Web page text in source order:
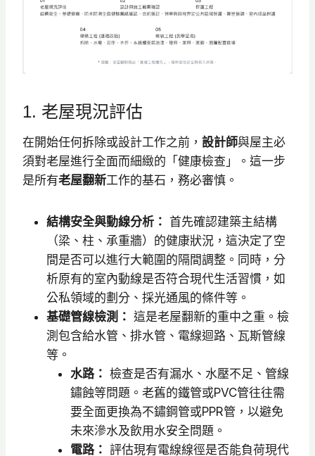
1. 老屋現況評估
在開始任何拆除或設計工作之前， 設計師與屋主必
須對老屋進行全面而細緻的「健康檢查」。這一步
是所有老屋翻新工作的基石，務必審慎。
結構安全與動線分析： 首先確認建築主結構
（梁、柱、承重牆）的健康狀況，這決定了空
間是否可以進行大範圍的隔間調整。同時，分
析原有的室內動線是否符合現代生活習慣，如
公私領域的劃分、採光通風的條件等。
基礎管線檢測： 這是老屋翻新的重中之重。檢
測包含給水管、排水管、電線迴路、瓦斯管線
等。
水路： 檢查是否有漏水、水壓不足、管線
鏽蝕等問題。老舊的鐵管或PVC管往往需
要全面更換為不鏽鋼管或PPR管，以避免
未來滲水及飲用水安全問題。
電路： 評估現有電線線徑是否能負荷現代